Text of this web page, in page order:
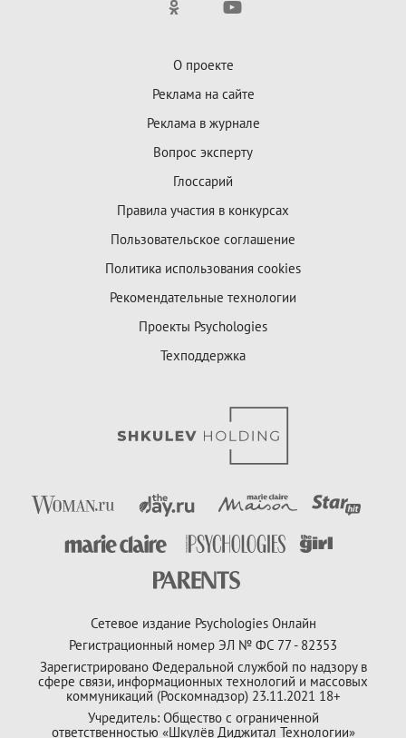
О проекте
Реклама на сайте
Реклама в журнале
Вопрос эксперту
Глоссарий
Правила участия в конкурсах
Пользовательское соглашение
Политика использования cookies
Рекомендательные технологии
Проекты Psychologies
Техподдержка
Сетевое издание Psychologies Онлайн
Регистрационный номер ЭЛ № ФС 77 - 82353
Зарегистрировано Федеральной службой по надзору в
сфере связи, информационных технологий и массовых
коммуникаций (Роскомнадзор) 23.11.2021 18+
Учредитель: Общество с ограниченной
ответственностью «Шкулёв Диджитал Технологии»